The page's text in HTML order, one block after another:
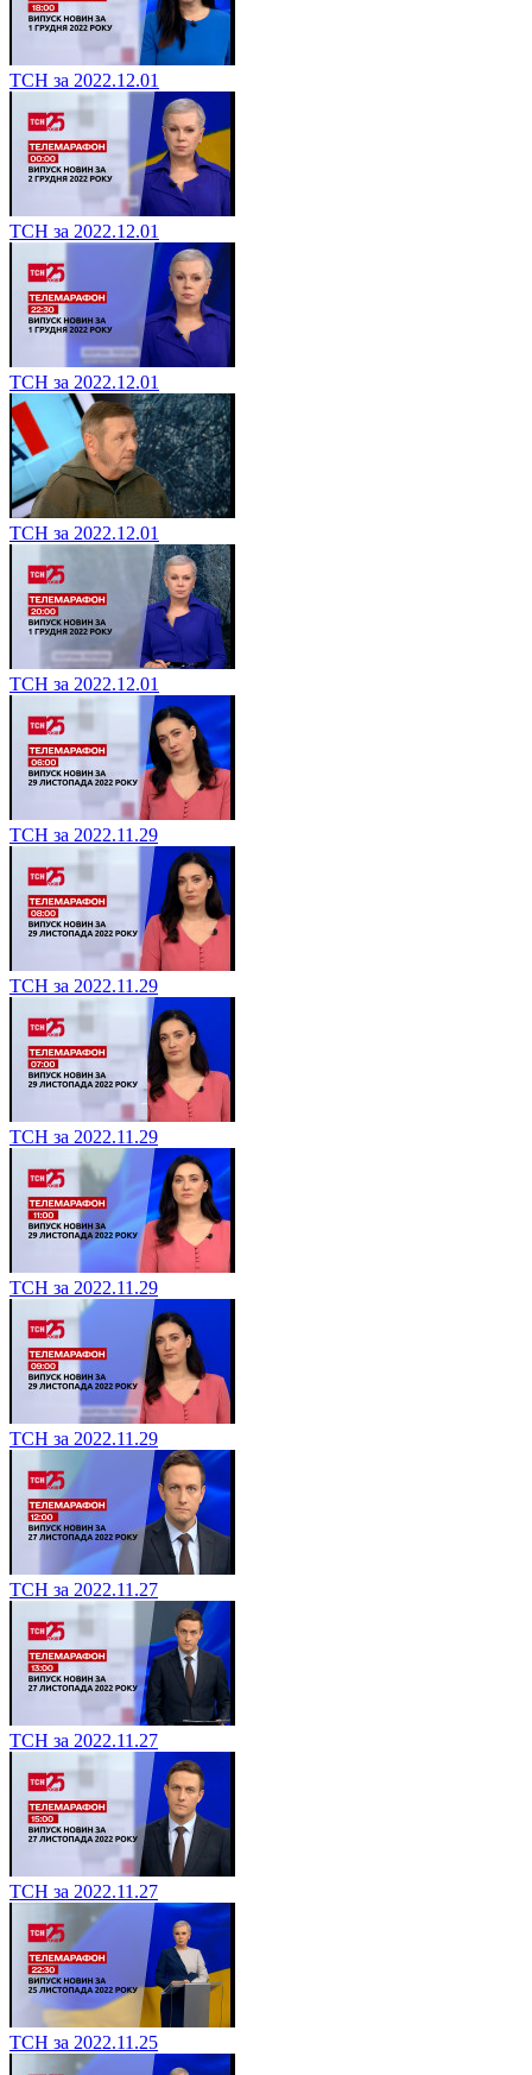
ТСН за 2022.12.01
ТСН за 2022.12.01
ТСН за 2022.12.01
ТСН за 2022.12.01
ТСН за 2022.12.01
ТСН за 2022.11.29
ТСН за 2022.11.29
ТСН за 2022.11.29
ТСН за 2022.11.29
ТСН за 2022.11.29
ТСН за 2022.11.27
ТСН за 2022.11.27
ТСН за 2022.11.27
ТСН за 2022.11.25